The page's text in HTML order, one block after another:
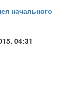
начального
04:31